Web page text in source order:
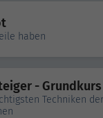
haben
- Grundkurs
Techniken